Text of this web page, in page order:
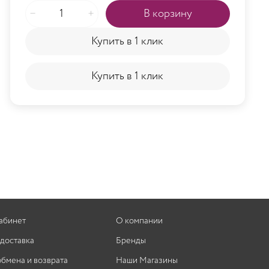
В корзину
Купить в 1 клик
Купить в 1 клик
и возврата
О компании
Бренды
Наши Магазины